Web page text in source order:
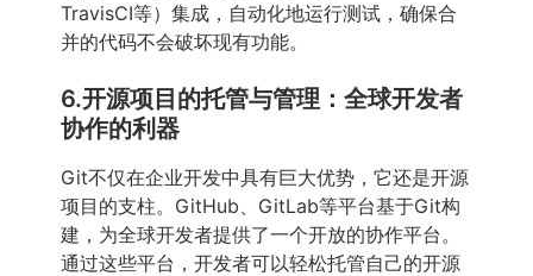
TravisCI等）集成，自动化地运行测试，确保合
并的代码不会破坏现有功能。
6.开源项目的托管与管理：全球开发者
协作的利器
Git不仅在企业开发中具有巨大优势，它还是开源
项目的支柱。GitHub、GitLab等平台基于Git构
建，为全球开发者提供了一个开放的协作平台。
通过这些平台，开发者可以轻松托管自己的开源